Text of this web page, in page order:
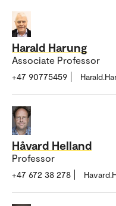
Harald Harung
Associate Professor
+47 90775459
Håvard Helland
Professor
+47 672 38 278